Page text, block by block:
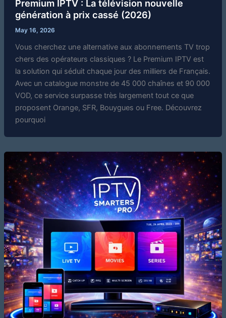
Premium IPTV : La télévision nouvelle
génération à prix cassé (2026)
May 16, 2026
Vous cherchez une alternative aux abonnements TV trop
chers des opérateurs classiques ? Le Premium IPTV est
la solution qui séduit chaque jour des milliers de Français.
Avec un catalogue monstre de 45 000 chaînes et 90 000
VOD, ce service surpasse très largement tout ce que
proposent Orange, SFR, Bouygues ou Free. Découvrez
pourquoi